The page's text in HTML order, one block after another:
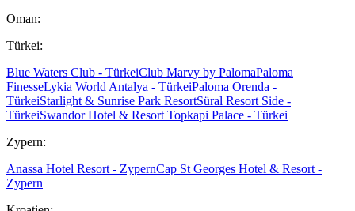
Oman:
Türkei:
Blue Waters Club - TürkeiClub Marvy by PalomaPaloma
FinesseLykia World Antalya - TürkeiPaloma Orenda -
TürkeiStarlight & Sunrise Park ResortSüral Resort Side -
TürkeiSwandor Hotel & Resort Topkapi Palace - Türkei
Zypern:
Anassa Hotel Resort - ZypernCap St Georges Hotel & Resort -
Zypern